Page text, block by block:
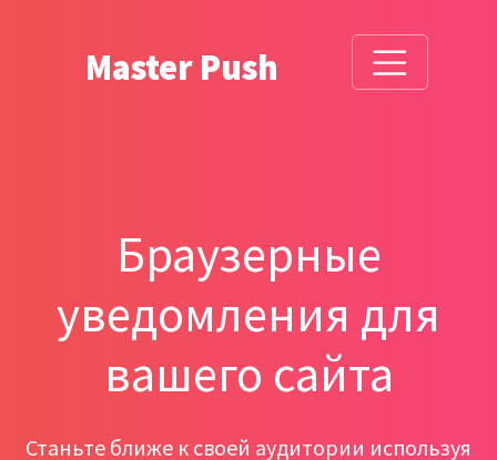
Master Push
Браузерные
уведомления для
вашего сайта
Станьте ближе к своей аудитории используя